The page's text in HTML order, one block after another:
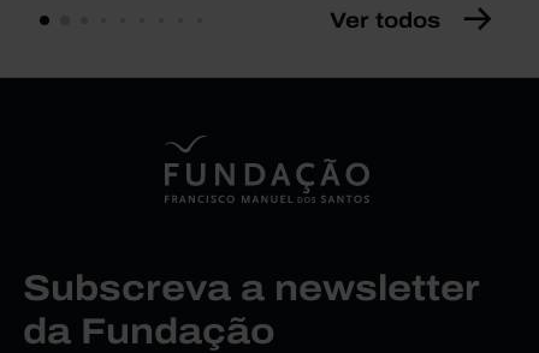
Ver todos
Subscreva a newsletter
da Fundação